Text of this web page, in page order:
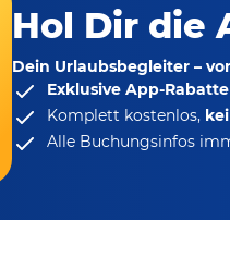
Hol Dir die
Dein Urlaubsbegleiter –
Exklusive App-Rabatte
Komplett kostenlos,
Alle Buchungsinfos